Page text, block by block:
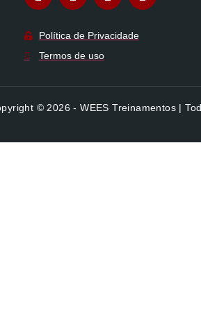
Política de Privacidade
Termos de uso
© 2026 - WEES Treinamentos |